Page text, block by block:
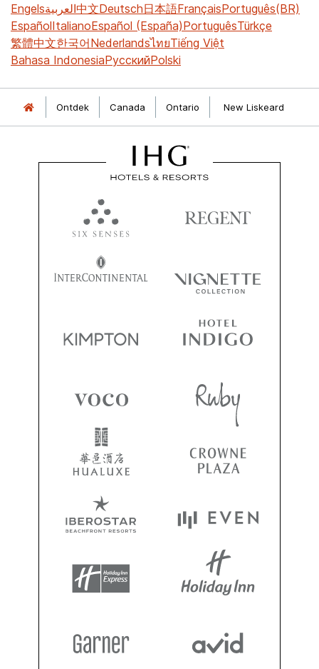
Engelsالعربية中文Deutsch日本語FrançaisPortuguês(BR)
EspañolItalianoEspañol (España)PortuguêsTürkçe
繁體中文한국어NederlandsไทยTiếng Việt
Bahasa IndonesiaРусскийPolski
Ontdek Canada Ontario New Liskeard